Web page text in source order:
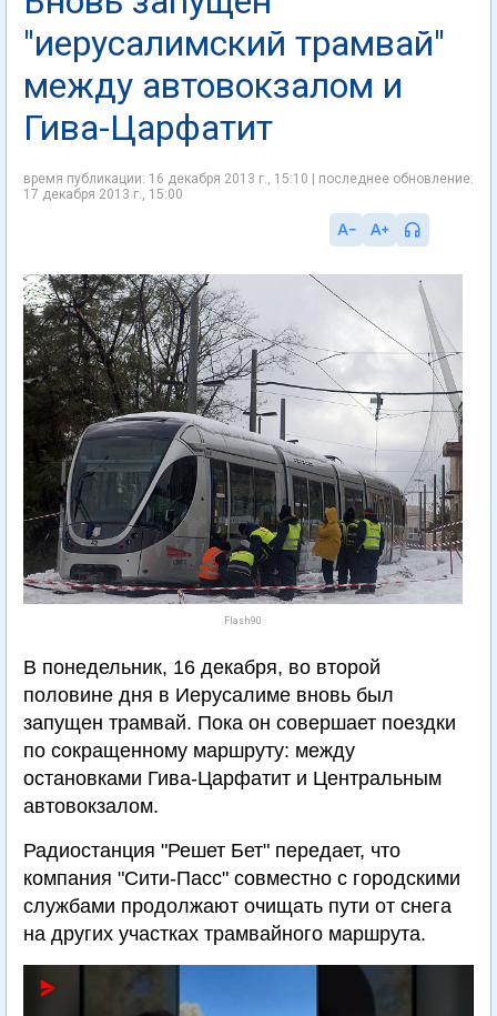
"иерусалимский трамвай"
между автовокзалом и
Гива-Царфатит
время публикации: 16 декабря 2013 г., 15:10 | последнее обновление:
17 декабря 2013 г., 15:00
Flash90
В понедельник, 16 декабря, во второй
половине дня в Иерусалиме вновь был
запущен трамвай. Пока он совершает поездки
по сокращенному маршруту: между
остановками Гива-Царфатит и Центральным
автовокзалом.
Радиостанция "Решет Бет" передает, что
компания "Сити-Пасс" совместно с городскими
службами продолжают очищать пути от снега
на других участках трамвайного маршрута.